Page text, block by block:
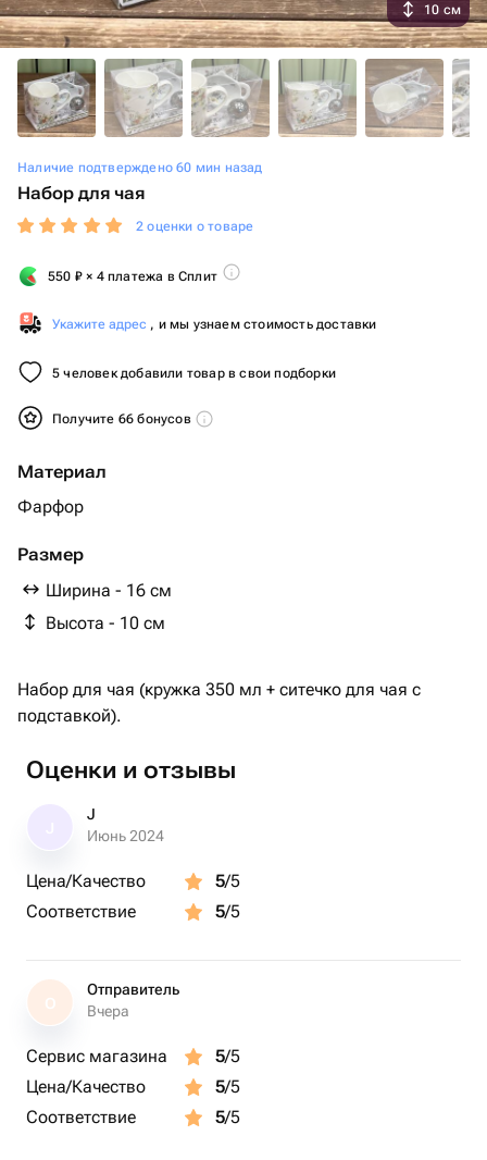
Наличие подтверждено 60 мин назад
Набор для чая
2 оценки о товаре
550 ₽ × 4 платежа в Сплит
Укажите адрес , и мы узнаем стоимость доставки
5 человек добавили товар в свои подборки
Получите 66 бонусов
Материал
Фарфор
Размер
Ширина - 16 см
Высота - 10 см
10 см
Набор для чая (кружка 350 мл + ситечко для чая с
подставкой).
Оценки и отзывы
J
Июнь 2024
Цена/Качество 5/5
Соответствие
5/5
О
Отправитель
Вчера
Сервис магазина 5/5
Цена/Качество
5/5
Соответствие
5/5